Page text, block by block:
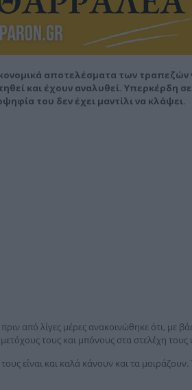
αποτελέσματα των τραπεζών
και έχουν αναλυθεί. Υπερκέρδη
του δεν έχει μαντίλι να κλάψει.
από λίγες μέρες ανακοινώθηκε ότι, με
τους και μπόνους στα στελέχη
είναι και καλά κάνουν και τα